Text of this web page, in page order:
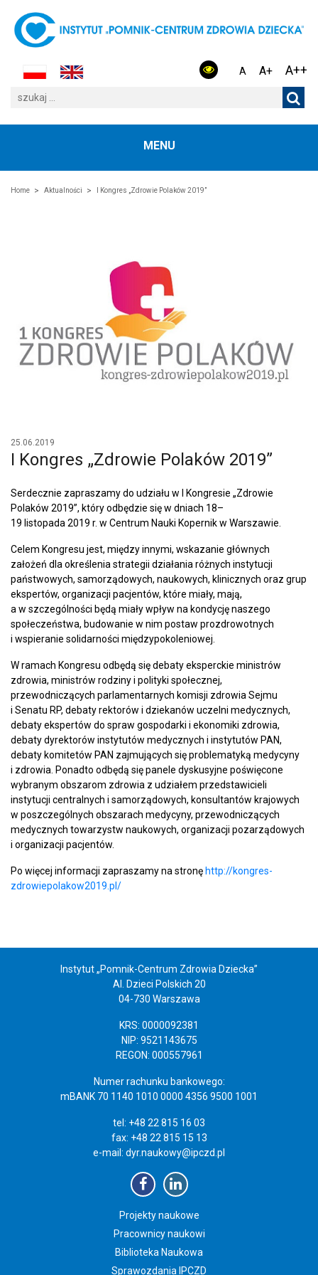
A A+ A++
MENU
Home Aktualności I Kongres „Zdrowie Polaków 2019”
25.06.2019
I Kongres „Zdrowie Polaków 2019”
Serdecznie zapraszamy do udziału w I Kongresie „Zdrowie
Polaków 2019”, który odbędzie się w dniach 18–
19 listopada 2019 r. w Centrum Nauki Kopernik w Warszawie.
Celem Kongresu jest, między innymi, wskazanie głównych
założeń dla określenia strategii działania różnych instytucji
państwowych, samorządowych, naukowych, klinicznych oraz grup
ekspertów, organizacji pacjentów, które miały, mają,
a w szczególności będą miały wpływ na kondycję naszego
społeczeństwa, budowanie w nim postaw prozdrowotnych
i wspieranie solidarności międzypokoleniowej.
W ramach Kongresu odbędą się debaty eksperckie ministrów
zdrowia, ministrów rodziny i polityki społecznej,
przewodniczących parlamentarnych komisji zdrowia Sejmu
i Senatu RP, debaty rektorów i dziekanów uczelni medycznych,
debaty ekspertów do spraw gospodarki i ekonomiki zdrowia,
debaty dyrektorów instytutów medycznych i instytutów PAN,
debaty komitetów PAN zajmujących się problematyką medycyny
i zdrowia. Ponadto odbędą się panele dyskusyjne poświęcone
wybranym obszarom zdrowia z udziałem przedstawicieli
instytucji centralnych i samorządowych, konsultantów krajowych
w poszczególnych obszarach medycyny, przewodniczących
medycznych towarzystw naukowych, organizacji pozarządowych
i organizacji pacjentów.
Po więcej informacji zapraszamy na stronę http://kongres-
zdrowiepolakow2019.pl/
Instytut „Pomnik-Centrum Zdrowia Dziecka”
Al. Dzieci Polskich 20
04-730 Warszawa
KRS: 0000092381
NIP: 9521143675
REGON: 000557961
Numer rachunku bankowego:
mBANK 70 1140 1010 0000 4356 9500 1001
tel: +48 22 815 16 03
fax: +48 22 815 15 13
e-mail: dyr.naukowy@ipczd.pl
Projekty naukowe
Pracownicy naukowi
Biblioteka Naukowa
Sprawozdania IPCZD